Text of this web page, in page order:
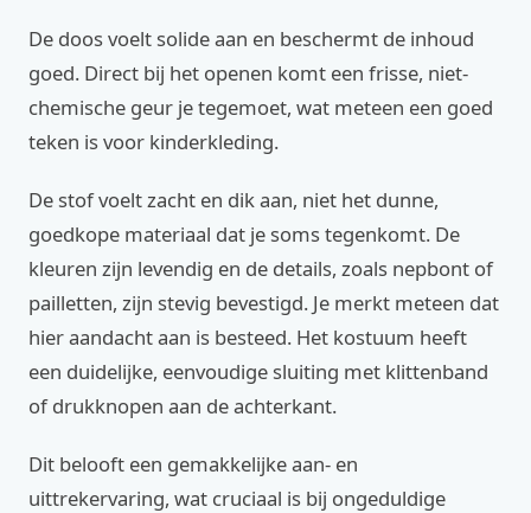
De doos voelt solide aan en beschermt de inhoud
goed. Direct bij het openen komt een frisse, niet-
chemische geur je tegemoet, wat meteen een goed
teken is voor kinderkleding.
De stof voelt zacht en dik aan, niet het dunne,
goedkope materiaal dat je soms tegenkomt. De
kleuren zijn levendig en de details, zoals nepbont of
pailletten, zijn stevig bevestigd. Je merkt meteen dat
hier aandacht aan is besteed. Het kostuum heeft
een duidelijke, eenvoudige sluiting met klittenband
of drukknopen aan de achterkant.
Dit belooft een gemakkelijke aan- en
uittrekervaring, wat cruciaal is bij ongeduldige